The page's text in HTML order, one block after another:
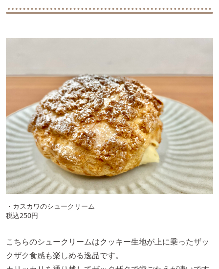
・カスカワのシュークリーム
税込250円
こちらのシュークリームはクッキー生地が上に乗ったザッ
クザク食感も楽しめる逸品です。